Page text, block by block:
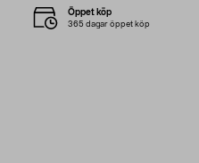
Öppet köp
365 dagar öppet köp